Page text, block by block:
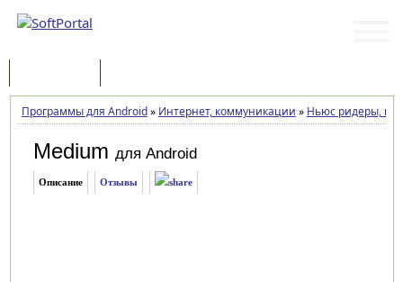
Программы для Android» Интернет, коммуникации » Ньюс ридеры,
Medium для Android
Описание Отзывы